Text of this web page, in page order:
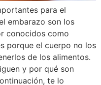
para el
embarazo son los
conocidos como
porque el cuerpo no los
de los alimentos.
y por qué son
te lo